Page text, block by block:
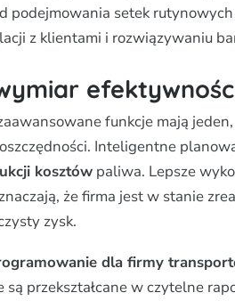
podejmowania setek
z klientami i rozwiązywaniu
funkcje mają
Inteligentne
kosztów paliwa. Lepsze
że firma jest w stanie
zysk.
dla firmy
są przekształcane w czytelne